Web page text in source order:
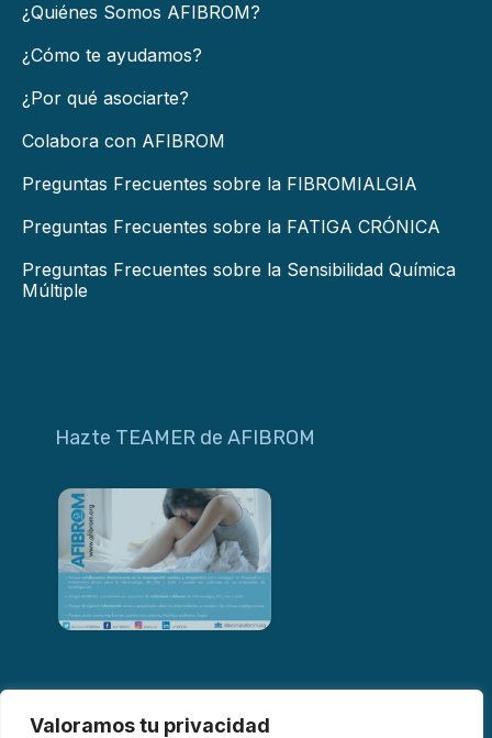
Valoramos tu privacidad
¿Quiénes Somos AFIBROM?
¿Cómo te ayudamos?
¿Por qué asociarte?
Colabora con AFIBROM
Preguntas Frecuentes sobre la FIBROMIALGIA
Preguntas Frecuentes sobre la FATIGA CRÓNICA
Preguntas Frecuentes sobre la Sensibilidad Química
Múltiple
Hazte TEAMER de AFIBROM